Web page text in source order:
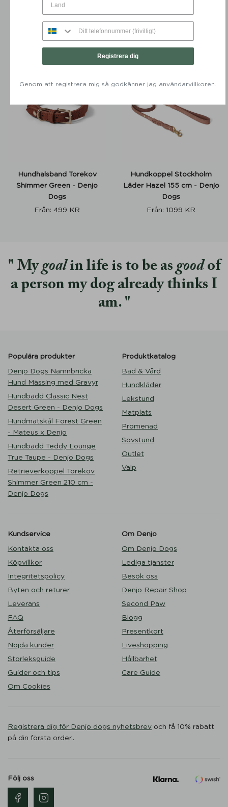
Hundhalsband Stockholm
Läder Hazel - Denjo Dogs
Från:649KR
Hundhalsband Torekov
Rusty Bronze - Denjo Dogs
Från:499KR
Hundhalsband Torekov
Shimmer Green - Denjo
Dogs
Från: 499 KR
Hundkoppel Stockholm
Läder Hazel 155 cm - Denjo
Dogs
Från: 1099 KR
My goalin life is to be as goodof
a person my dog already thinks I
am.
Populära produkter
Denjo Dogs Namnbricka
Hund Mässing med Gravyr
Hundbädd Classic Nest
Desert Green - Denjo Dogs
Hundmatskål Forest Green
- Mateus x Denjo
Hundbädd Teddy Lounge
True Taupe - Denjo Dogs
Retrieverkoppel Torekov
Shimmer Green 210 cm -
Denjo Dogs
Produktkatalog
Bad & Vård
Hundkläder
Lekstund
Matplats
Promenad
Sovstund
Outlet
Valp
Kundservice
Kontakta oss
Köpvillkor
Integritetspolicy
Byten och returer
Leverans
FAQ
Återförsäljare
Nöjda kunder
Storleksguide
Guider och tips
Om Cookies
Om Denjo
Om Denjo Dogs
Lediga tjänster
Besök oss
Denjo Repair Shop
Second Paw
Blogg
Presentkort
Liveshopping
Hållbarhet
Care Guide
Registrera dig för Denjo dogs nyhetsbrev och få 10% rabatt
på din första order..
Följ oss
Registrera dig
Genom att registrera mig så godkänner jag användarvillkoren.